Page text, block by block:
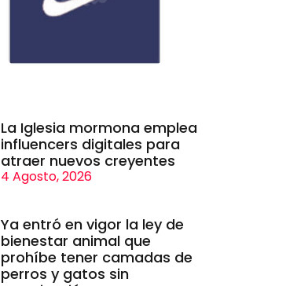
La Iglesia mormona emplea
influencers digitales para
atraer nuevos creyentes
4 Agosto, 2026
Ya entró en vigor la ley de
bienestar animal que
prohíbe tener camadas de
perros y gatos sin